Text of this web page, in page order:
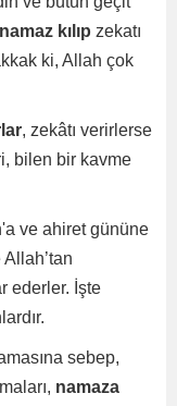
namaz kılıp zekatı
ki, Allah çok
, zekâtı verirlerse
bilen bir kavme
ve ahiret gününe
Allah’tan
ederler. İşte
sebep,
namaza